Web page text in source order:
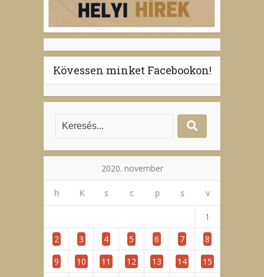
Kövessen minket Facebookon!
2020. november
h K s c p s v
1
2
3 4 5 6 7
8
9
10 11 12 13 14
15